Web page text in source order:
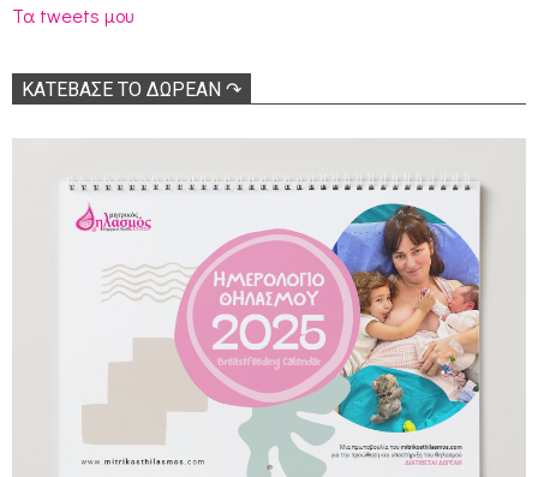
Τα tweets μου
ΚΑΤΕΒΑΣΕ ΤΟ ΔΩΡΕΑΝ ↷